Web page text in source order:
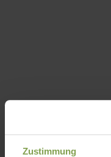
Zustimmung